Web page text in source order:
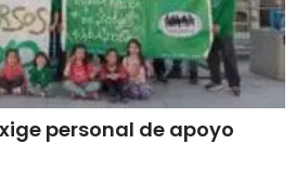
personal de apoyo